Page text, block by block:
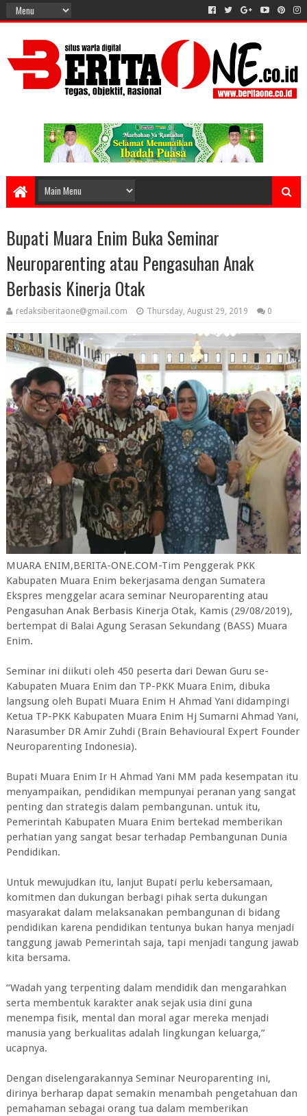
Bupati Muara Enim Buka Seminar
Neuroparenting atau Pengasuhan Anak
Berbasis Kinerja Otak
redaksiberitaone@gmail.com Thursday, August 29, 2019 0
MUARA ENIM,BERITA-ONE.COM-Tim Penggerak PKK
Kabupaten Muara Enim bekerjasama dengan Sumatera
Ekspres menggelar acara seminar Neuroparenting atau
Pengasuhan Anak Berbasis Kinerja Otak, Kamis (29/08/2019),
bertempat di Balai Agung Serasan Sekundang (BASS) Muara
Enim.
Seminar ini diikuti oleh 450 peserta dari Dewan Guru se-
Kabupaten Muara Enim dan TP-PKK Muara Enim, dibuka
langsung oleh Bupati Muara Enim H Ahmad Yani didampingi
Ketua TP-PKK Kabupaten Muara Enim Hj Sumarni Ahmad Yani,
Narasumber DR Amir Zuhdi (Brain Behavioural Expert Founder
Neuroparenting Indonesia).
Bupati Muara Enim Ir H Ahmad Yani MM pada kesempatan itu
menyampaikan, pendidikan mempunyai peranan yang sangat
penting dan strategis dalam pembangunan. untuk itu,
Pemerintah Kabupaten Muara Enim bertekad memberikan
perhatian yang sangat besar terhadap Pembangunan Dunia
Pendidikan.
Untuk mewujudkan itu, lanjut Bupati perlu kebersamaan,
komitmen dan dukungan berbagi pihak serta dukungan
masyarakat dalam melaksanakan pembangunan di bidang
pendidikan karena pendidikan tentunya bukan hanya menjadi
tanggung jawab Pemerintah saja, tapi menjadi tangung jawab
kita bersama.
“Wadah yang terpenting dalam mendidik dan mengarahkan
serta membentuk karakter anak sejak usia dini guna
menempa fisik, mental dan moral agar mereka menjadi
manusia yang berkualitas adalah lingkungan keluarga,”
ucapnya.
Dengan diselengarakannya Seminar Neuroparenting ini,
dirinya berharap dapat semakin menambah pengetahuan dan
pemahaman sebagai orang tua dalam memberikan